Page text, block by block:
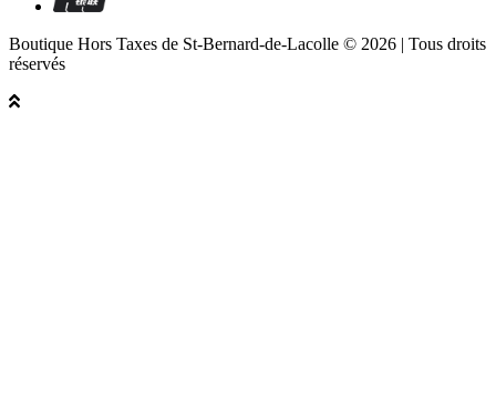
Boutique Hors Taxes de St-Bernard-de-Lacolle © 2026 | Tous droits
réservés